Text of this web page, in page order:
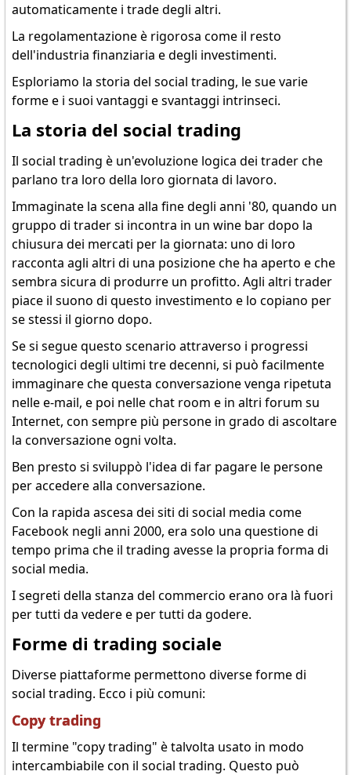
automaticamente i trade degli altri.
La regolamentazione è rigorosa come il resto
dell'industria finanziaria e degli investimenti.
Esploriamo la storia del social trading, le sue varie
forme e i suoi vantaggi e svantaggi intrinseci.
La storia del social trading
Il social trading è un'evoluzione logica dei trader che
parlano tra loro della loro giornata di lavoro.
Immaginate la scena alla fine degli anni '80, quando un
gruppo di trader si incontra in un wine bar dopo la
chiusura dei mercati per la giornata: uno di loro
racconta agli altri di una posizione che ha aperto e che
sembra sicura di produrre un profitto. Agli altri trader
piace il suono di questo investimento e lo copiano per
se stessi il giorno dopo.
Se si segue questo scenario attraverso i progressi
tecnologici degli ultimi tre decenni, si può facilmente
immaginare che questa conversazione venga ripetuta
nelle e-mail, e poi nelle chat room e in altri forum su
Internet, con sempre più persone in grado di ascoltare
la conversazione ogni volta.
Ben presto si sviluppò l'idea di far pagare le persone
per accedere alla conversazione.
Con la rapida ascesa dei siti di social media come
Facebook negli anni 2000, era solo una questione di
tempo prima che il trading avesse la propria forma di
social media.
I segreti della stanza del commercio erano ora là fuori
per tutti da vedere e per tutti da godere.
Forme di trading sociale
Diverse piattaforme permettono diverse forme di
social trading. Ecco i più comuni:
Copy trading
Il termine "copy trading" è talvolta usato in modo
intercambiabile con il social trading. Questo può